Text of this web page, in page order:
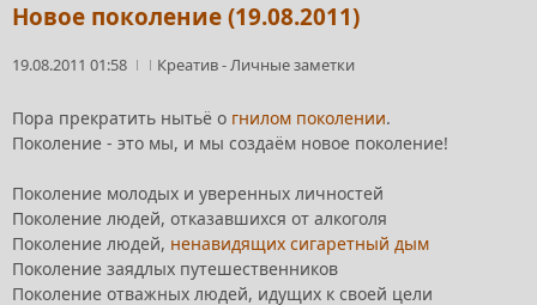
Новое поколение (19.08.2011)
19.08.2011 01:58 Креатив-Личные заметки
Пора прекратить нытьё о гнилом поколении.
Поколение - это мы, и мы создаём новое поколение!
Поколение молодых и уверенных личностей
Поколение людей, отказавшихся от алкоголя
Поколение людей, ненавидящих сигаретный дым
Поколение заядлых путешественников
Поколение отважных людей, идущих к своей цели